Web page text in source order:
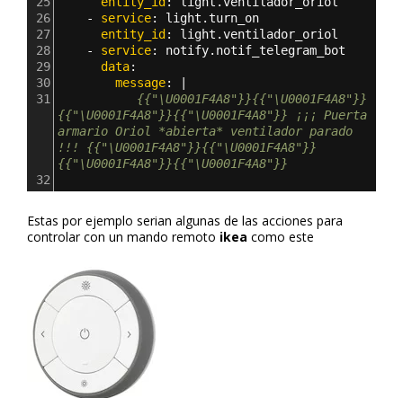
26
- service: light.turn_on
27
entity_id :
28
- service: notify.notif_telegram_bot
29
data:
30
message: |
31
{{"\U0001F4A8"}}{{"\U0001F4A8"}}
{{"\U0001F4A8"}}{{"\U0001F4A8"}} ¡¡¡ Puerta
armario Oriol *abierta* ventilador parado
!!! {{"\U0001F4A8"}}{{"\U0001F4A8"}}
{{"\U0001F4A8"}}{{"\U0001F4A8"}}
32
Estas por ejemplo serian algunas de las acciones para
controlar con un mando remoto ikea como este